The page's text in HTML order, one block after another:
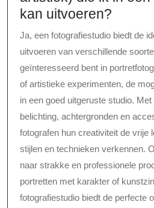
kan uitvoeren?
Ja, een fotografiestudio biedt de
uitvoeren van verschillende
geïnteresseerd bent in
of artistieke experimenten, de
in een goed uitgeruste studio.
belichting, achtergronden en
fotografen hun creativiteit de vrije
stijlen en technieken verkennen.
naar strakke en professionele
portretten met karakter of
fotografiestudio biedt de perfecte